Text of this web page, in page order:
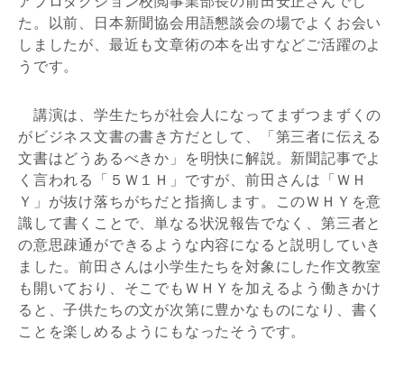
た。以前、日本新聞協会用語懇談会の場でよくお会い
しましたが、最近も文章術の本を出すなどご活躍のよ
うです。
講演は、学生たちが社会人になってまずつまずくの
がビジネス文書の書き方だとして、「第三者に伝える
文書はどうあるべきか」を明快に解説。新聞記事でよ
く言われる「５Ｗ１Ｈ」ですが、前田さんは「ＷＨ
Ｙ」が抜け落ちがちだと指摘します。このＷＨＹを意
識して書くことで、単なる状況報告でなく、第三者と
の意思疎通ができるような内容になると説明していき
ました。前田さんは小学生たちを対象にした作文教室
も開いており、そこでもＷＨＹを加えるよう働きかけ
ると、子供たちの文が次第に豊かなものになり、書く
ことを楽しめるようにもなったそうです。